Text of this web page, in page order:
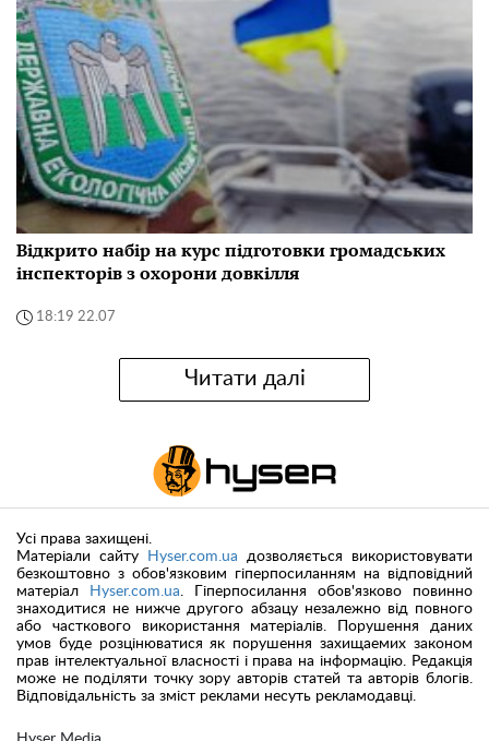
Відкрито набір на курс підготовки громадських
інспекторів з охорони довкілля
18:19 22.07
Читати далі
Усі права захищені.
Матеріали сайту
Hyser.com.ua дозволяється використовувати
безкоштовно з обов'язковим гіперпосиланням на відповідний
матеріал
Hyser.com.ua. Гіперпосилання обов'язково повинно
знаходитися не нижче другого абзацу незалежно від повного
або часткового використання матеріалів. Порушення даних
умов буде розцінюватися як порушення захищаемих законом
прав інтелектуальної власності і права на інформацію. Редакція
може не поділяти точку зору авторів статей та авторів блогів.
Відповідальність за зміст реклами несуть рекламодавці.